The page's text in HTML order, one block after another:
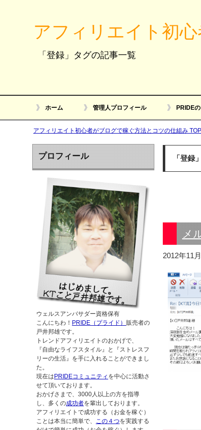
アフィリエイト初
「登録」タグの記事一覧
ホーム 管理人プロフィール PRIDE
アフィリエイト初心者がブログで稼ぐ方法とコツの仕組み TOP
「登録
メ
2012年11
プロフィール
ウェルスアンバサダー資格保有
こんにちわ！ PRIDE（プライド） 販売者の
戸井邦雄です。
トレンドアフィリエイトのおかげで、
『自由なライフスタイル』と『ストレスフ
リーの生活』を手に入れることができまし
た。
現在はPRIDEコミュニティ を中心に活動さ
せて頂いております。
おかげさまで、3000人以上の方を指導
し、多くの成功者を輩出しております。
アフィリエイトで成功する（お金を稼ぐ）
ことは本当に簡単で、
この４つを実践する